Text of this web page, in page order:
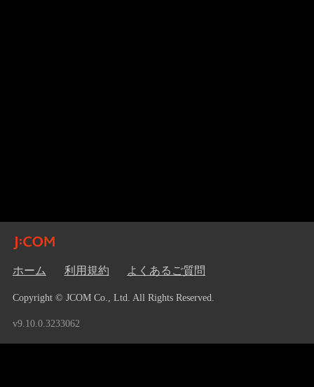
ホーム 利用規約 よくあるご質問
Copyright © JCOM Co., Ltd. All Rights Reserved.
v9.10.0.3233062